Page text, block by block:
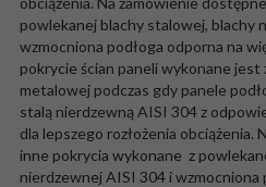
powlekanej blachy stalowej, blachy
wzmocniona podłoga odporna na
pokrycie ścian paneli wykonane jest
metalowej podczas gdy panele
stalą nierdzewną AISI 304 z
dla lepszego rozłożenia obciążenia.
inne pokrycia wykonane z
nierdzewnej AISI 304 i wzmocniona